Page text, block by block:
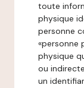
toute
physique
personne
«personne
physique
ou
un